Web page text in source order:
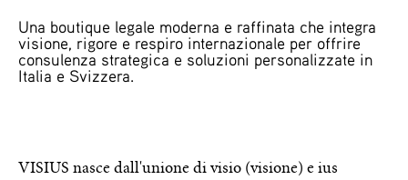
Una boutique legale moderna e raffinata che integra
visione, rigore e respiro internazionale per offrire
consulenza strategica e soluzioni personalizzate in
Italia e Svizzera.
VISIUS nasce dall'unione di visio (visione) e ius